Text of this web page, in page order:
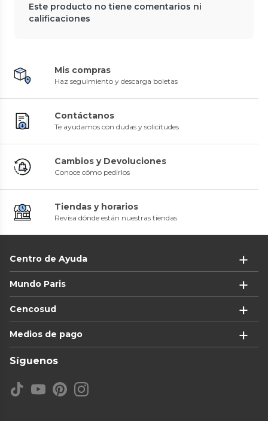
Este producto no tiene comentarios ni
calificaciones
Mis compras
Haz seguimiento y descarga boletas
Contáctanos
Te ayudamos con dudas y solicitudes
Cambios y Devoluciones
Conoce cómo pedirlos
Tiendas y horarios
Revisa dónde están nuestras tiendas
Centro de Ayuda
Mundo Paris
Cencosud
Medios de pago
Síguenos